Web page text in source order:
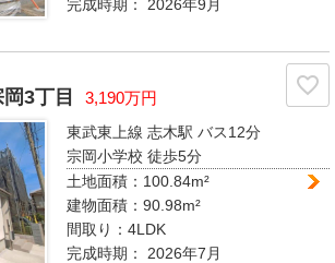
完成時期： 2026年9月
3丁目 3,190万円
東武東上線 志木駅バス12分
宗岡小学校 徒歩5分
土地面積：100.84m²
建物面積：90.98m²
間取り：4LDK
完成時期： 2026年7月